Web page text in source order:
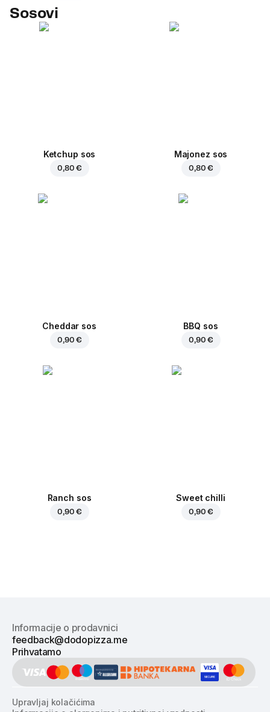
Sosovi
Ketchup sos
0,80 €
Majonez sos
0,80 €
Cheddar sos
0,90 €
BBQ sos
0,90 €
Ranch sos
0,90 €
Sweet chilli
0,90 €
Informacije o prodavnici
feedback@dodopizza.me
Prihvatamo
Upravljaj kolačićima